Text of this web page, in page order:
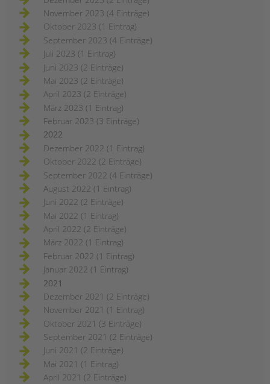
November 2023 (4 Einträge)
Oktober 2023 (1 Eintrag)
September 2023 (4 Einträge)
Juli 2023 (1 Eintrag)
Juni 2023 (2 Einträge)
Mai 2023 (2 Einträge)
April 2023 (2 Einträge)
März 2023 (1 Eintrag)
Februar 2023 (3 Einträge)
2022
Dezember 2022 (1 Eintrag)
Oktober 2022 (2 Einträge)
September 2022 (4 Einträge)
August 2022 (1 Eintrag)
Juni 2022 (2 Einträge)
Mai 2022 (1 Eintrag)
April 2022 (2 Einträge)
März 2022 (1 Eintrag)
Februar 2022 (1 Eintrag)
Januar 2022 (1 Eintrag)
2021
Dezember 2021 (2 Einträge)
November 2021 (1 Eintrag)
Oktober 2021 (3 Einträge)
September 2021 (2 Einträge)
Juni 2021 (2 Einträge)
Mai 2021 (1 Eintrag)
April 2021 (2 Einträge)